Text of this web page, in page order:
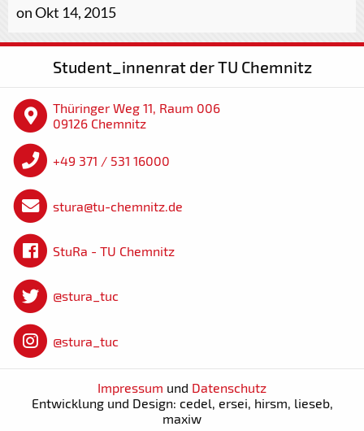
on Okt 14, 2015
Student_innenrat der TU Chemnitz
Thüringer Weg 11, Raum 006
09126 Chemnitz
+49 371 / 531 16000
stura@tu-chemnitz.de
StuRa - TU Chemnitz
@stura_tuc
@stura_tuc
Impressum und Datenschutz
Entwicklung und Design: cedel, ersei, hirsm, lieseb,
maxiw